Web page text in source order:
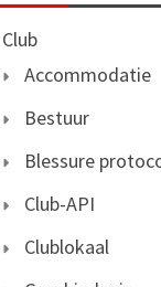
Club
Accommodatie
Bestuur
Blessure
Club-API
Clublokaal